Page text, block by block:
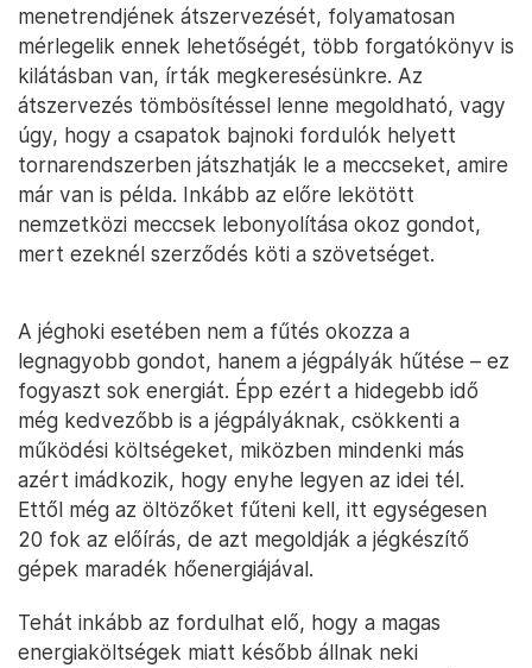
menetrendjének átszervezését, folyamatosan
mérlegelik ennek lehetőségét, több forgatókönyv is
kilátásban van, írták megkeresésünkre. Az
átszervezés tömbösítéssel lenne megoldható, vagy
úgy, hogy a csapatok bajnoki fordulók helyett
tornarendszerben játszhatják le a meccseket, amire
már van is példa. Inkább az előre lekötött
nemzetközi meccsek lebonyolítása okoz gondot,
mert ezeknél szerződés köti a szövetséget.
A jéghoki esetében nem a fűtés okozza a
legnagyobb gondot, hanem a jégpályák hűtése – ez
fogyaszt sok energiát. Épp ezért a hidegebb idő
még kedvezőbb is a jégpályáknak, csökkenti a
működési költségeket, miközben mindenki más
azért imádkozik, hogy enyhe legyen az idei tél.
Ettől még az öltözőket fűteni kell, itt egységesen
20 fok az előírás, de azt megoldják a jégkészítő
gépek maradék hőenergiájával.
Tehát inkább az fordulhat elő, hogy a magas
energiaköltségek miatt később állnak neki